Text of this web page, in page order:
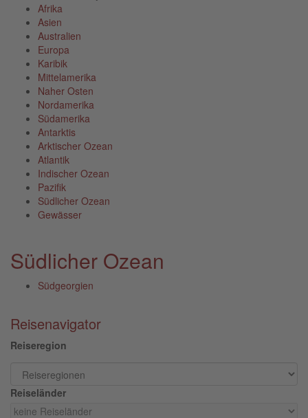
Afrika
Asien
Australien
Europa
Karibik
Mittelamerika
Naher Osten
Nordamerika
Südamerika
Antarktis
Arktischer Ozean
Atlantik
Indischer Ozean
Pazifik
Südlicher Ozean
Gewässer
Südlicher Ozean
Südgeorgien
Reisenavigator
Reiseregion
Reiseländer